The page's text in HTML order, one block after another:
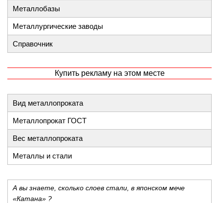
Металлобазы
Металлургические заводы
Справочник
Купить рекламу на этом месте
Вид металлопроката
Металлопрокат ГОСТ
Вес металлопроката
Металлы и стали
А вы знаете, сколько слоев стали, в японском мече
«Катана» ?